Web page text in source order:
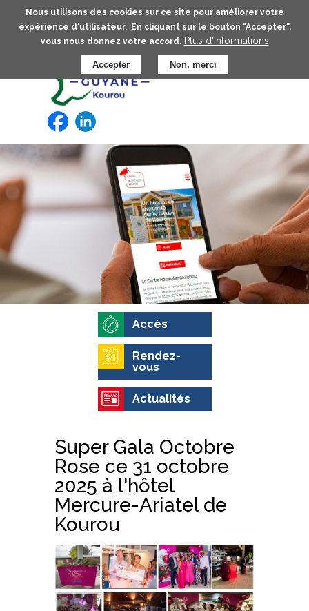
Nous utilisons des cookies sur ce site pour améliorer votre
expérience d'utilisateur. En cliquant sur le bouton "Accepter",
vous nous donnez votre accord. Plus d'informations
Accepter Non, merci
Aller
au
contenu
principal
Accès
Rendez-
vous
Actualités
Super Gala Octobre
Rose ce 31 octobre
2025 à l'hôtel
Mercure-Ariatel de
Kourou